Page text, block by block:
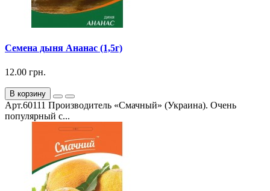
Семена дыня Ананас (1,5г)
12.00 грн.
В корзину
Арт.60111 Производитель «Смачный» (Украина). Очень
популярный с...